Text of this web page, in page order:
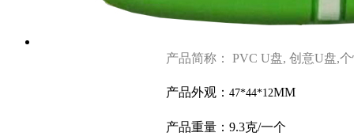
产品简称： PVC U盘, 创意U盘,
产品外观： 47*44*12MM
产品重量：9.3克/一个